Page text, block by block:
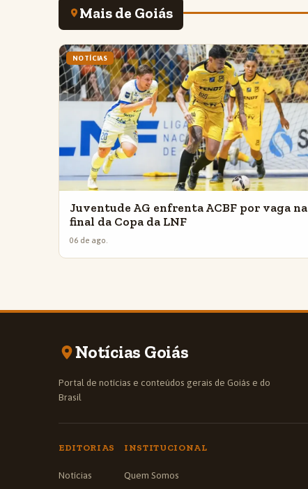
Mais de Goiás
NOTÍCIAS
Juventude AG enfrenta ACBF por vaga na
final da Copa da LNF
06 de ago.
Notícias Goiás
Portal de notícias e conteúdos gerais de Goiás e do
Brasil
EDITORIAS
Notícias
INSTITUCIONAL
Quem Somos